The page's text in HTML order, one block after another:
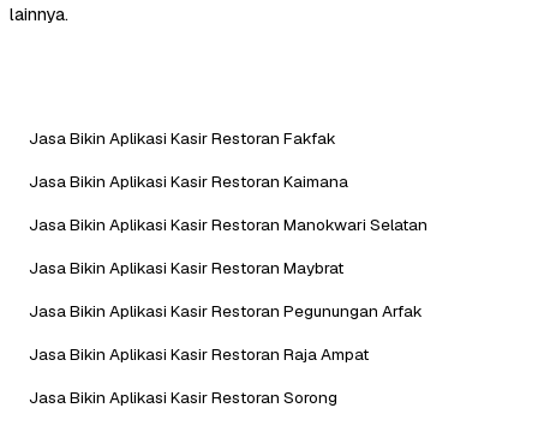
lainnya.
Jasa Bikin Aplikasi Kasir Restoran Fakfak
Jasa Bikin Aplikasi Kasir Restoran Kaimana
Jasa Bikin Aplikasi Kasir Restoran Manokwari Selatan
Jasa Bikin Aplikasi Kasir Restoran Maybrat
Jasa Bikin Aplikasi Kasir Restoran Pegunungan Arfak
Jasa Bikin Aplikasi Kasir Restoran Raja Ampat
Jasa Bikin Aplikasi Kasir Restoran Sorong